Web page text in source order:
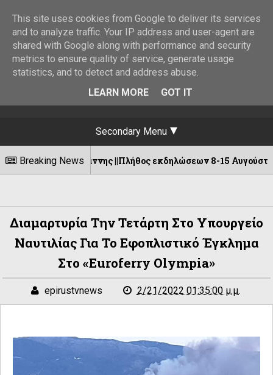
Secondary Menu
Breaking News||Πλήθος εκδηλώσεων 8-15 Αυγούστου!
Διαμαρτυρία Την Τετάρτη Στο Υπουργείο
Ναυτιλίας Για Το Εφοπλιστικό Έγκλημα
Στο «Euroferry Olympia»
epirustvnews 2/21/2022 01:35:00 μ.μ.
This site uses cookies from Google to deliver its services
and to analyze traffic. Your IP address and user-agent are
shared with Google along with performance and security
metrics to ensure quality of service, generate usage
statistics, and to detect and address abuse.
LEARN MORE
GOT IT